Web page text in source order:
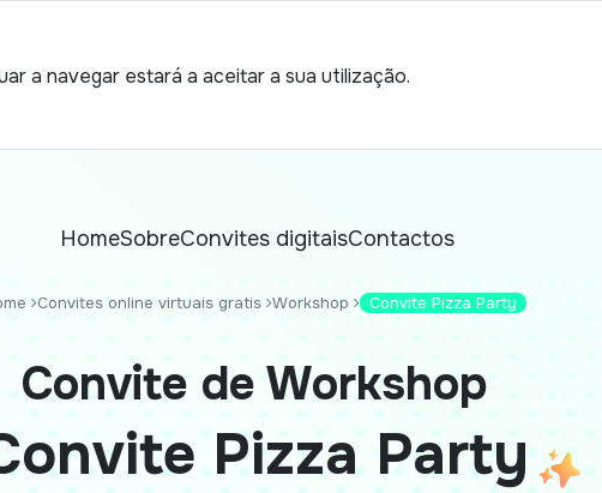
a navegar estará a aceitar a sua utilização.
HomeSobreConvites digitaisContactos
Convites online virtuais gratis Workshop Convite Pizza Party
Convite de Workshop
Pizza Party